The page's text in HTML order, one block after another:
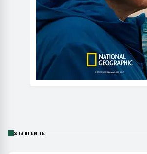
SIGUIENTE